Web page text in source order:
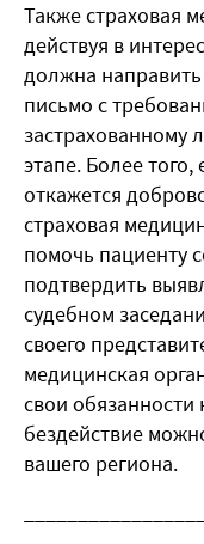
Также страховая
действуя в
должна
письмо с
застрахованному
этапе. Более
откажется
страховая
помочь пациенту
подтвердить
судебном
своего
медицинская
свои
бездействие
вашего региона.